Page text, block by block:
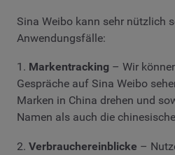
Sina Weibo kann sehr nützlich
Anwendungsfälle:
1. Markentracking – Wir
Gespräche auf Sina Weibo
Marken in China drehen und
Namen als auch die
2. Verbrauchereinblicke –